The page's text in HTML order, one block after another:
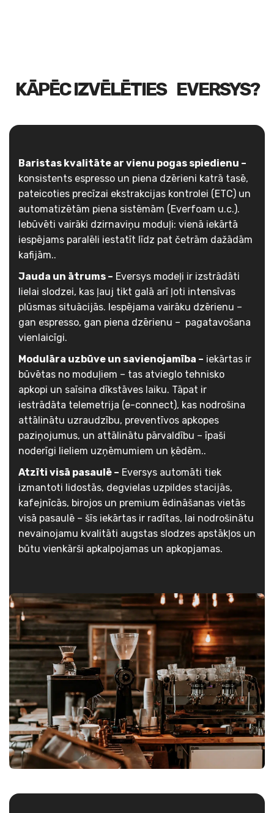
KĀPĒC IZVĒLĒTIES EVERSYS?
Baristas kvalitāte ar vienu pogas spiedienu –
konsistents espresso un piena dzērieni katrā tasē,
pateicoties precīzai ekstrakcijas kontrolei (ETC) un
automatizētām piena sistēmām (Everfoam u.c.).
Iebūvēti vairāki dzirnaviņu moduļi: vienā iekārtā
iespējams paralēli iestatīt līdz pat četrām dažādām
kafijām..
Jauda un ātrums – Eversys modeļi ir izstrādāti
lielai slodzei, kas ļauj tikt galā arī ļoti intensīvas
plūsmas situācijās. Iespējama vairāku dzērienu –
gan espresso, gan piena dzērienu – pagatavošana
vienlaicīgi.
Modulāra uzbūve un savienojamība – iekārtas ir
būvētas no moduļiem – tas atvieglo tehnisko
apkopi un saīsina dīkstāves laiku. Tāpat ir
iestrādāta telemetrija (e-connect), kas nodrošina
attālinātu uzraudzību, preventīvos apkopes
paziņojumus, un attālinātu pārvaldību – īpaši
noderīgi lieliem uzņēmumiem un ķēdēm..
Atzīti visā pasaulē – Eversys automāti tiek
izmantoti lidostās, degvielas uzpildes stacijās,
kafejnīcās, birojos un premium ēdināšanas vietās
visā pasaulē – šīs iekārtas ir radītas, lai nodrošinātu
nevainojamu kvalitāti augstas slodzes apstākļos un
būtu vienkārši apkalpojamas un apkopjamas.